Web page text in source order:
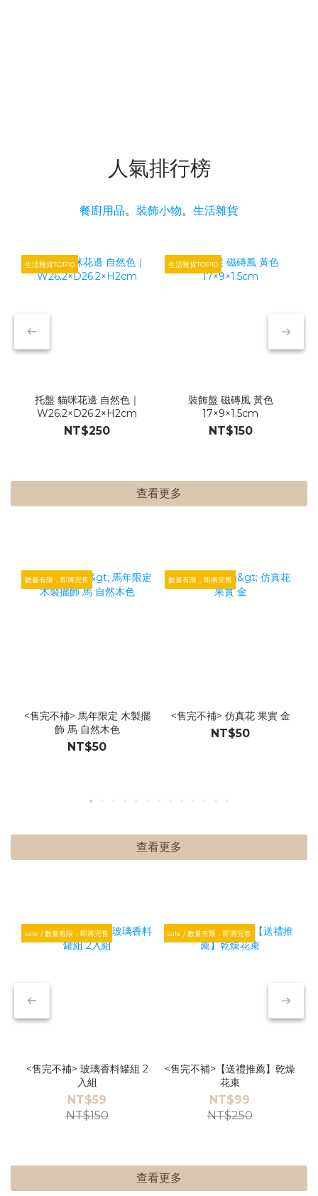
人氣排行榜
餐廚用品。 裝飾小物。 生活雜貨
生活雜貨TOP10
托盤 貓咪花邊 自然色｜
W26.2×D26.2×H2cm
NT$250
生活雜貨TOP10
裝飾盤 磁磚風 黃色
17×9×1.5cm
NT$150
查看更多
數量有限，即將完售
<售完不補> 馬年限定 木製擺
飾 馬 自然木色
NT$50
數量有限，即將完售
<售完不補> 仿真花 果實 金
NT$50
查看更多
sale / 數量有限，即將完售
<售完不補> 玻璃香料罐組 2
入組
NT$59
NT$150
sale / 數量有限，即將完售
<售完不補>【送禮推薦】乾燥
花束
NT$99
NT$250
查看更多